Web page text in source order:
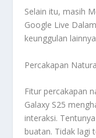
Selain itu, masih
Google Live
keunggulan
Percakapan
Fitur percakapan
Galaxy S25
interaksi.
buatan. Tidak lagi